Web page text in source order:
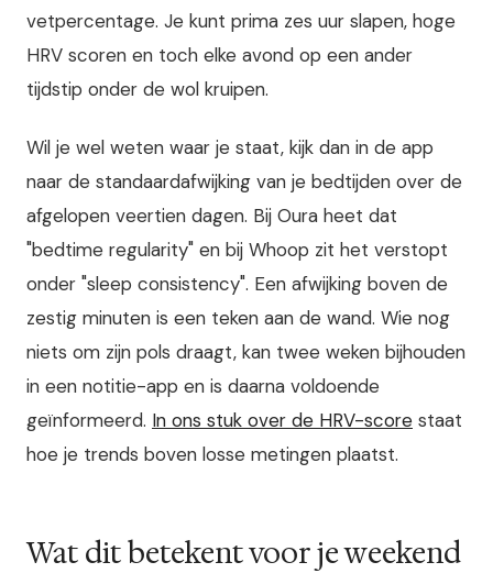
vetpercentage. Je kunt prima zes uur slapen, hoge
HRV scoren en toch elke avond op een ander
tijdstip onder de wol kruipen.
Wil je wel weten waar je staat, kijk dan in de app
naar de standaardafwijking van je bedtijden over de
afgelopen veertien dagen. Bij Oura heet dat
"bedtime regularity" en bij Whoop zit het verstopt
onder "sleep consistency". Een afwijking boven de
zestig minuten is een teken aan de wand. Wie nog
niets om zijn pols draagt, kan twee weken bijhouden
in een notitie-app en is daarna voldoende
geïnformeerd. In ons stuk over de HRV-score staat
hoe je trends boven losse metingen plaatst.
Wat dit betekent voor je weekend